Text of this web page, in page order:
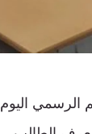
الرسمي اليوم